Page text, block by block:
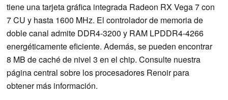
tiene una tarjeta gráfica integrada Radeon RX Vega 7 con
7 CU y hasta 1600 MHz. El controlador de memoria de
doble canal admite DDR4-3200 y RAM LPDDR4-4266
energéticamente eficiente. Además, se pueden encontrar
8 MB de caché de nivel 3 en el chip. Consulte nuestra
página central sobre los procesadores Renoir para
obtener más información.